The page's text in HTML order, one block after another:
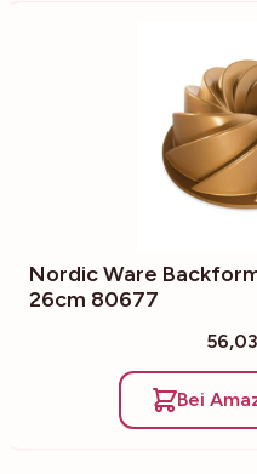
Nordic Ware
26cm 80677
Bei